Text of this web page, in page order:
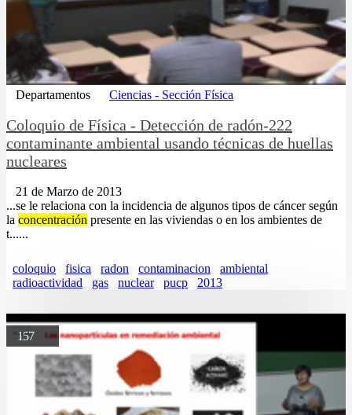
Departamentos Ciencias - Sección Física
Coloquio de Física - Detección de radón-222
contaminante ambiental usando técnicas de huellas
nucleares
21 de Marzo de 2013
...se le relaciona con la incidencia de algunos tipos de cáncer según
la concentración presente en las viviendas o en los ambientes de
t......
coloquio fisica radon contaminacion
ambiental
radioactividad
gas nuclear pucp 2013
157